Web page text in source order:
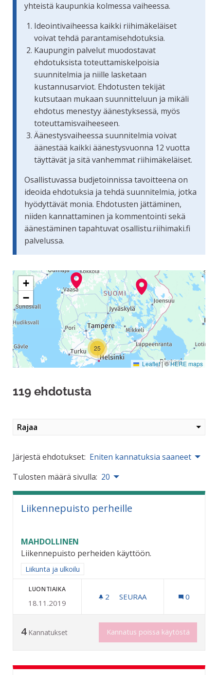
yhteistä kaupunkia kolmessa vaiheessa.
Ideointivaiheessa kaikki riihimäkeläiset
voivat tehdä parantamisehdotuksia.
Kaupungin palvelut muodostavat
ehdotuksista toteuttamiskelpoisia
suunnitelmia ja niille lasketaan
kustannusarviot. Ehdotusten tekijät
kutsutaan mukaan suunnitteluun ja mikäli
ehdotus menestyy äänestyksessä, myös
toteuttamisvaiheeseen.
Äänestysvaiheessa suunnitelmia voivat
äänestää kaikki äänestysvuonna 12 vuotta
täyttävät ja sitä vanhemmat riihimäkeläiset.
Osallistuvassa budjetoinnissa tavoitteena on
ideoida ehdotuksia ja tehdä suunnitelmia, jotka
hyödyttävät monia. Ehdotusten jättäminen,
niiden kannattaminen ja kommentointi sekä
äänestäminen tapahtuvat osallistu.riihimaki.fi
palvelussa.
Seuraavassa elementissä on kartta, joka esittää
25
+
−
Leaflet|©HERE maps
119 ehdotusta
Rajaa
Järjestä ehdotukset: Eniten kannatuksia saaneet
Tulosten määrä sivulla: 20
Liikennepuisto perheille
MAHDOLLINEN
Liikennepuisto perheiden käyttöön.
Rajaa tulokset aihepiirin mukaan: Liikunta ja ulkoilu
Liikunta ja ulkoilu
LUONTIAIKA
18.11.2019
2 2 SEURAAJAA
SEURAA 0
4 Kannatukset Kannatus poissa käytöstä